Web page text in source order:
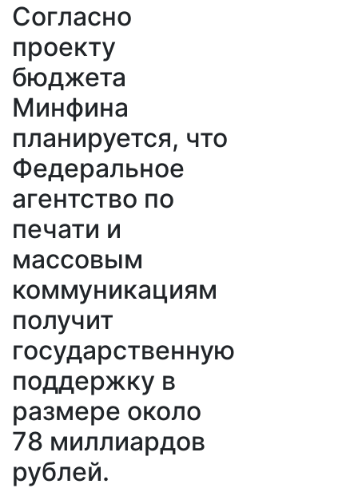
Согласно
проекту
бюджета
Минфина
планируется, что
Федеральное
агентство по
печати и
массовым
коммуникациям
получит
государственную
поддержку в
размере около
78 миллиардов
рублей.